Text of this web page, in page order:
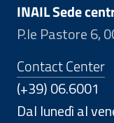
INAIL Sede
P.le Pastore 6,
Contact Center
(+39) 06.6001
Dal lunedì al